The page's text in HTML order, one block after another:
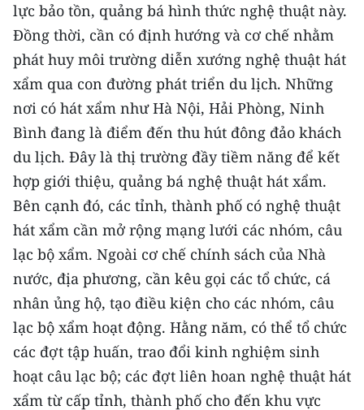
lực bảo tồn, quảng bá hình thức nghệ thuật này.
Ðồng thời, cần có định hướng và cơ chế nhằm
phát huy môi trường diễn xướng nghệ thuật hát
xẩm qua con đường phát triển du lịch. Những
nơi có hát xẩm như Hà Nội, Hải Phòng, Ninh
Bình đang là điểm đến thu hút đông đảo khách
du lịch. Ðây là thị trường đầy tiềm năng để kết
hợp giới thiệu, quảng bá nghệ thuật hát xẩm.
Bên cạnh đó, các tỉnh, thành phố có nghệ thuật
hát xẩm cần mở rộng mạng lưới các nhóm, câu
lạc bộ xẩm. Ngoài cơ chế chính sách của Nhà
nước, địa phương, cần kêu gọi các tổ chức, cá
nhân ủng hộ, tạo điều kiện cho các nhóm, câu
lạc bộ xẩm hoạt động. Hằng năm, có thể tổ chức
các đợt tập huấn, trao đổi kinh nghiệm sinh
hoạt câu lạc bộ; các đợt liên hoan nghệ thuật hát
xẩm từ cấp tỉnh, thành phố cho đến khu vực